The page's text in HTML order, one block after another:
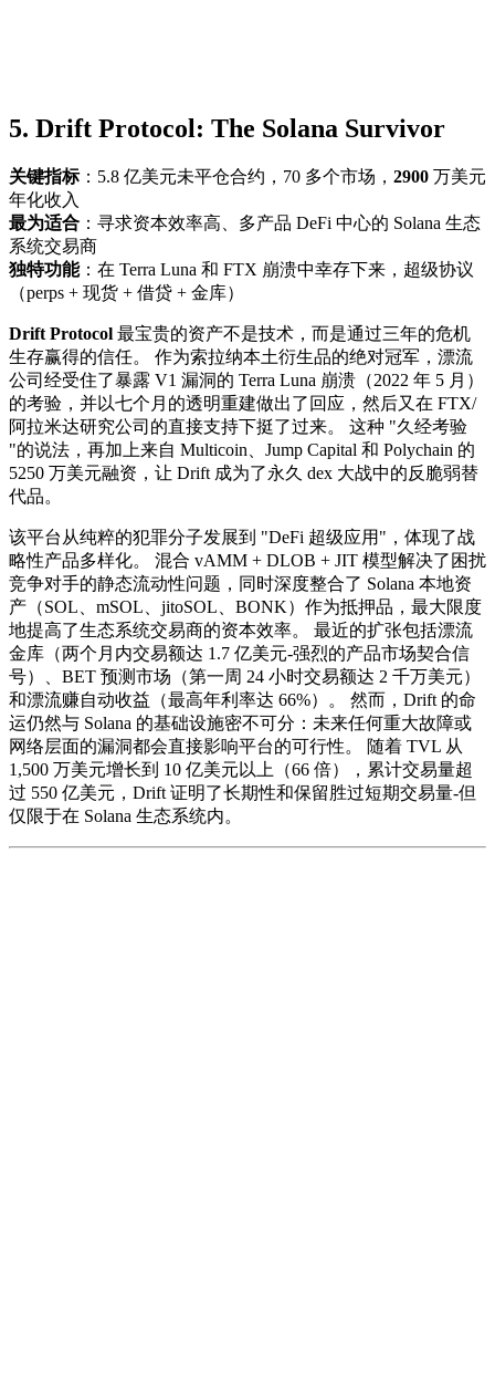
5. Drift Protocol: The Solana Survivor
关键指标：5.8 亿美元未平仓合约，70 多个市场， 2900 万美元
年化收入
最为适合 ：寻求资本效率高、多产品 DeFi 中心的 Solana 生态
系统交易商
独特功能：在 Terra Luna 和 FTX 崩溃中幸存下来，超级协议
（perps + 现货 + 借贷 + 金库）
Drift Protocol 最宝贵的资产不是技术，而是通过三年的危机
生存赢得的信任。 作为索拉纳本土衍生品的绝对冠军，漂流
公司经受住了暴露 V1 漏洞的 Terra Luna 崩溃（2022 年 5 月）
的考验，并以七个月的透明重建做出了回应，然后又在 FTX/
阿拉米达研究公司的直接支持下挺了过来。 这种 "久经考验
"的说法，再加上来自 Multicoin、Jump Capital 和 Polychain 的
5250 万美元融资，让 Drift 成为了永久 dex 大战中的反脆弱替
代品。
该平台从纯粹的犯罪分子发展到 "DeFi 超级应用"，体现了战
略性产品多样化。 混合 vAMM + DLOB + JIT 模型解决了困扰
竞争对手的静态流动性问题，同时深度整合了 Solana 本地资
产（SOL、mSOL、jitoSOL、BONK）作为抵押品，最大限度
地提高了生态系统交易商的资本效率。 最近的扩张包括漂流
金库（两个月内交易额达 1.7 亿美元-强烈的产品市场契合信
号）、BET 预测市场（第一周 24 小时交易额达 2 千万美元）
和漂流赚自动收益（最高年利率达 66%）。 然而，Drift 的命
运仍然与 Solana 的基础设施密不可分：未来任何重大故障或
网络层面的漏洞都会直接影响平台的可行性。 随着 TVL 从
1,500 万美元增长到 10 亿美元以上（66 倍），累计交易量超
过 550 亿美元，Drift 证明了长期性和保留胜过短期交易量-但
仅限于在 Solana 生态系统内。